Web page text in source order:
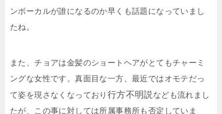
ンボーカルが誰になるのか早くも話題になっていまし
たね。
また、チョアは金髪のショートヘアがとてもチャーミ
ングな女性です。真面目な一方、最近ではオモテだっ
て姿を現さなくなっており 行方不明説 なども流れまし
たが、この事に対しては所属事務所も否定していま